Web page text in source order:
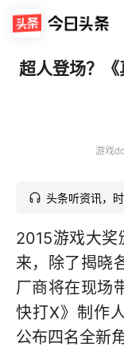
超人登场？
游戏
头条听资讯，
2015游戏大奖
来，除了揭晓
厂商将在现场
快打X》制作
公布四名全新角